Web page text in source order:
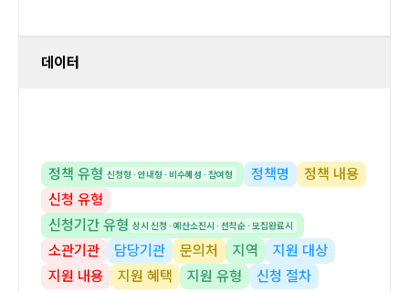
데이터
정책 유형 신청형 · 안내형 · 비수혜성 · 참여형 정책명
정책 내용
신청 유형
신청기간 유형 상시 신청 · 예산소진시 · 선착순 · 모집완료시
소관기관 담당기관 문의처 지역
지원 대상
지원 내용
지원 혜택 지원 유형 신청 절차